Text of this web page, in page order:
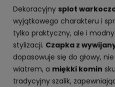
Dekoracyjny splot
wyjątkowego charakteru i
tylko praktyczny, ale i
stylizacji. Czapka z
dopasowuje się do głowy,
wiatrem, a miękki komin
tradycyjny szalik,